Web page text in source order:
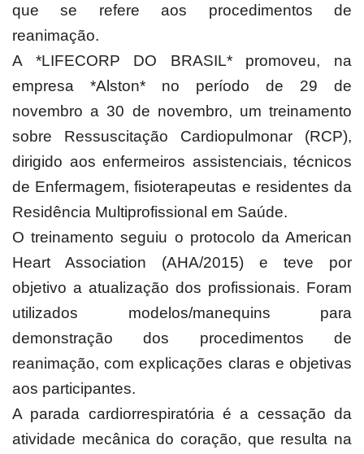
que se refere aos procedimentos de
reanimação.
A *LIFECORP DO BRASIL* promoveu, na
empresa *Alston* no período de 29 de
novembro a 30 de novembro, um treinamento
sobre Ressuscitação Cardiopulmonar (RCP),
dirigido aos enfermeiros assistenciais, técnicos
de Enfermagem, fisioterapeutas e residentes da
Residência Multiprofissional em Saúde.
O treinamento seguiu o protocolo da American
Heart Association (AHA/2015) e teve por
objetivo a atualização dos profissionais. Foram
utilizados modelos/manequins para
demonstração dos procedimentos de
reanimação, com explicações claras e objetivas
aos participantes.
A parada cardiorrespiratória é a cessação da
atividade mecânica do coração, que resulta na